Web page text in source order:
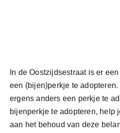
In de Oostzijdsestraat is er
een (bijen)perkje te
ergens anders een perkje te
bijenperkje te adopteren, help
aan het behoud van deze